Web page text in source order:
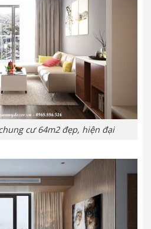
cư 64m2 đẹp, hiện đại